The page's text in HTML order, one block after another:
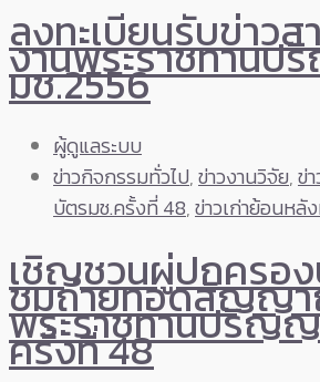
ลงทะเบียนรับข่าวส
งานพระราชทาน
มช.2556
ผู้ดูแลระบบ
ข่าวกิจกรรมทั่วไป,ข่าวงานวิจัย,ข่
บัตรมช.ครั้งที่ 48,ข่าวเก่าย้อนหลั
เชิญชวนผู่ปกครอ
ชมถ่ายทอดสัญญ
พระราชทานปริญ
ครั้งที่ 48